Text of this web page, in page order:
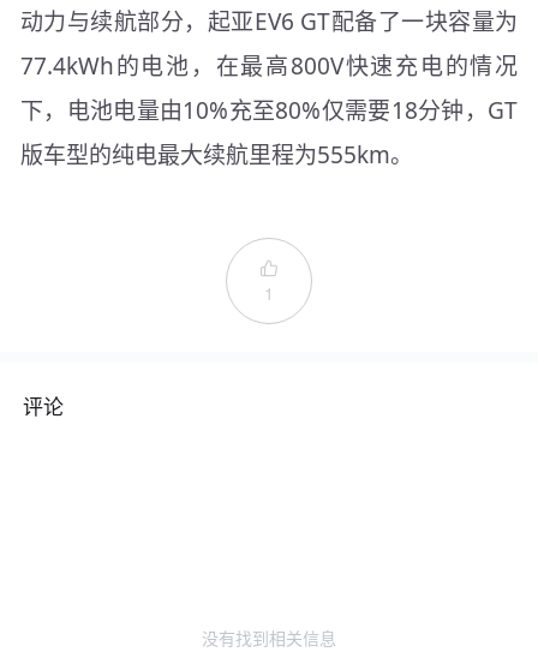
动力与续航部分，起亚EV6 GT配备了一块容量为
77.4kWh的电池，在最高800V快速充电的情况
下，电池电量由10%充至80%仅需要18分钟，GT
版车型的纯电最大续航里程为555km。

1
评论
没有找到相关信息